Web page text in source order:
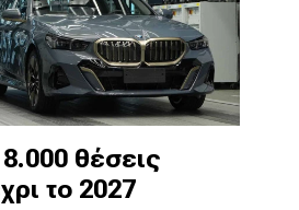
θέσεις
το 2027